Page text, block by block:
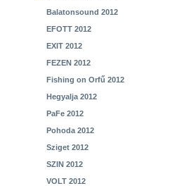
Balatonsound 2012
EFOTT 2012
EXIT 2012
FEZEN 2012
Fishing on Orfű 2012
Hegyalja 2012
PaFe 2012
Pohoda 2012
Sziget 2012
SZIN 2012
VOLT 2012